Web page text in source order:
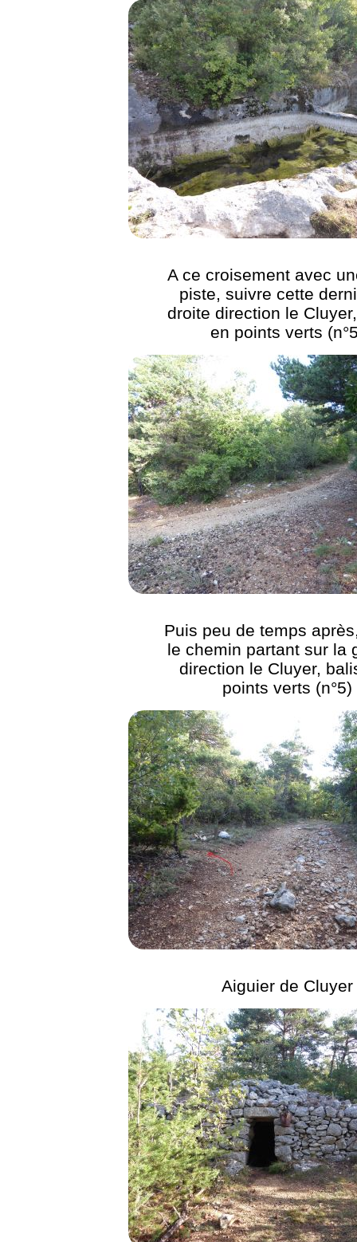
A ce croisement avec
piste, suivre cette
droite direction le
en points verts
Puis peu de temps
le chemin partant sur la
direction le Cluyer,
points verts (n°5)
Aiguier de Cluyer